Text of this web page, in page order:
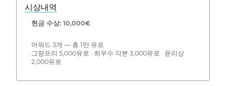
시상내역
현금 수상: 10,000€
어워드 3개 — 총 1만 유로
그랑프리 5,000유로 · 최우수 각본 3,000유로 · 윤리상
2,000유로